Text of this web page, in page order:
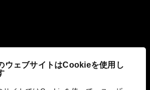
ウェブサイトはCookieを使用し
取り組み